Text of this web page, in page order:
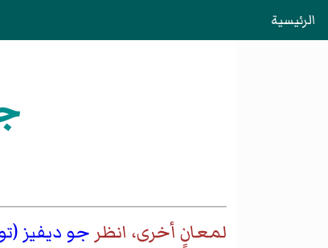
الرئيسية
لمعانٍ أخرى، انظر جو ديفيز